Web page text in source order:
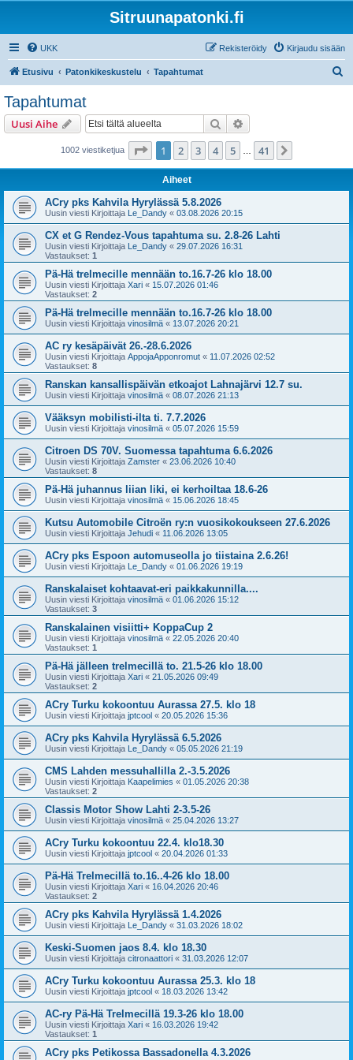
Sitruunapatonki.fi
UKK Kirjaudu sisään
Rekisteröidy
Etusivu Patonkikeskustelu Tapahtumat
Tapahtumat
Uusi Aihe Etsi
1002 viestiketjua Sivu /41
1 2 3 4 5 41
Aiheet
ACry pks Kahvila Hyrylässä 5.8.2026
Uusin viesti Kirjoittaja Le_Dandy « 03.08.2026 20:15
CX et G Rendez-Vous tapahtuma su. 2.8-26 Lahti
Uusin viesti Kirjoittaja Le_Dandy « 29.07.2026 16:31
Vastaukset: 1
Pä-Hä trelmecille mennään to.16.7-26 klo 18.00
Uusin viesti Kirjoittaja Xari « 15.07.2026 01:46
Vastaukset: 2
Pä-Hä trelmecille mennään to.16.7-26 klo 18.00
Uusin viesti Kirjoittaja vinosilmä « 13.07.2026 20:21
AC ry kesäpäivät 26.-28.6.2026
Uusin viesti Kirjoittaja AppojaApponromut « 11.07.2026 02:52
Vastaukset: 8
Ranskan kansallispäivän etkoajot Lahnajärvi 12.7 su.
Uusin viesti Kirjoittaja vinosilmä « 08.07.2026 21:13
Vääksyn mobilisti-ilta ti. 7.7.2026
Uusin viesti Kirjoittaja vinosilmä « 05.07.2026 15:59
Citroen DS 70V. Suomessa tapahtuma 6.6.2026
Uusin viesti Kirjoittaja Zamster « 23.06.2026 10:40
Vastaukset: 8
Pä-Hä juhannus liian liki, ei kerhoiltaa 18.6-26
Uusin viesti Kirjoittaja vinosilmä « 15.06.2026 18:45
Kutsu Automobile Citroën ry:n vuosikokoukseen 27.6.2026
Uusin viesti Kirjoittaja Jehudi « 11.06.2026 13:05
ACry pks Espoon automuseolla jo tiistaina 2.6.26!
Uusin viesti Kirjoittaja Le_Dandy « 01.06.2026 19:19
Ranskalaiset kohtaavat-eri paikkakunnilla....
Uusin viesti Kirjoittaja vinosilmä « 01.06.2026 15:12
Vastaukset: 3
Ranskalainen visiitti+ KoppaCup 2
Uusin viesti Kirjoittaja vinosilmä « 22.05.2026 20:40
Vastaukset: 1
Pä-Hä jälleen trelmecillä to. 21.5-26 klo 18.00
Uusin viesti Kirjoittaja Xari « 21.05.2026 09:49
Vastaukset: 2
ACry Turku kokoontuu Aurassa 27.5. klo 18
Uusin viesti Kirjoittaja jptcool « 20.05.2026 15:36
ACry pks Kahvila Hyrylässä 6.5.2026
Uusin viesti Kirjoittaja Le_Dandy « 05.05.2026 21:19
CMS Lahden messuhallilla 2.-3.5.2026
Uusin viesti Kirjoittaja Kaapelimies « 01.05.2026 20:38
Vastaukset: 2
Classis Motor Show Lahti 2-3.5-26
Uusin viesti Kirjoittaja vinosilmä « 25.04.2026 13:27
ACry Turku kokoontuu 22.4. klo18.30
Uusin viesti Kirjoittaja jptcool « 20.04.2026 01:33
Pä-Hä Trelmecillä to.16..4-26 klo 18.00
Uusin viesti Kirjoittaja Xari « 16.04.2026 20:46
Vastaukset: 2
ACry pks Kahvila Hyrylässä 1.4.2026
Uusin viesti Kirjoittaja Le_Dandy « 31.03.2026 18:02
Keski-Suomen jaos 8.4. klo 18.30
Uusin viesti Kirjoittaja citronaattori « 31.03.2026 12:07
ACry Turku kokoontuu Aurassa 25.3. klo 18
Uusin viesti Kirjoittaja jptcool « 18.03.2026 13:42
AC-ry Pä-Hä Trelmecillä 19.3-26 klo 18.00
Uusin viesti Kirjoittaja Xari « 16.03.2026 19:42
Vastaukset: 1
ACry pks Petikossa Bassadonella 4.3.2026